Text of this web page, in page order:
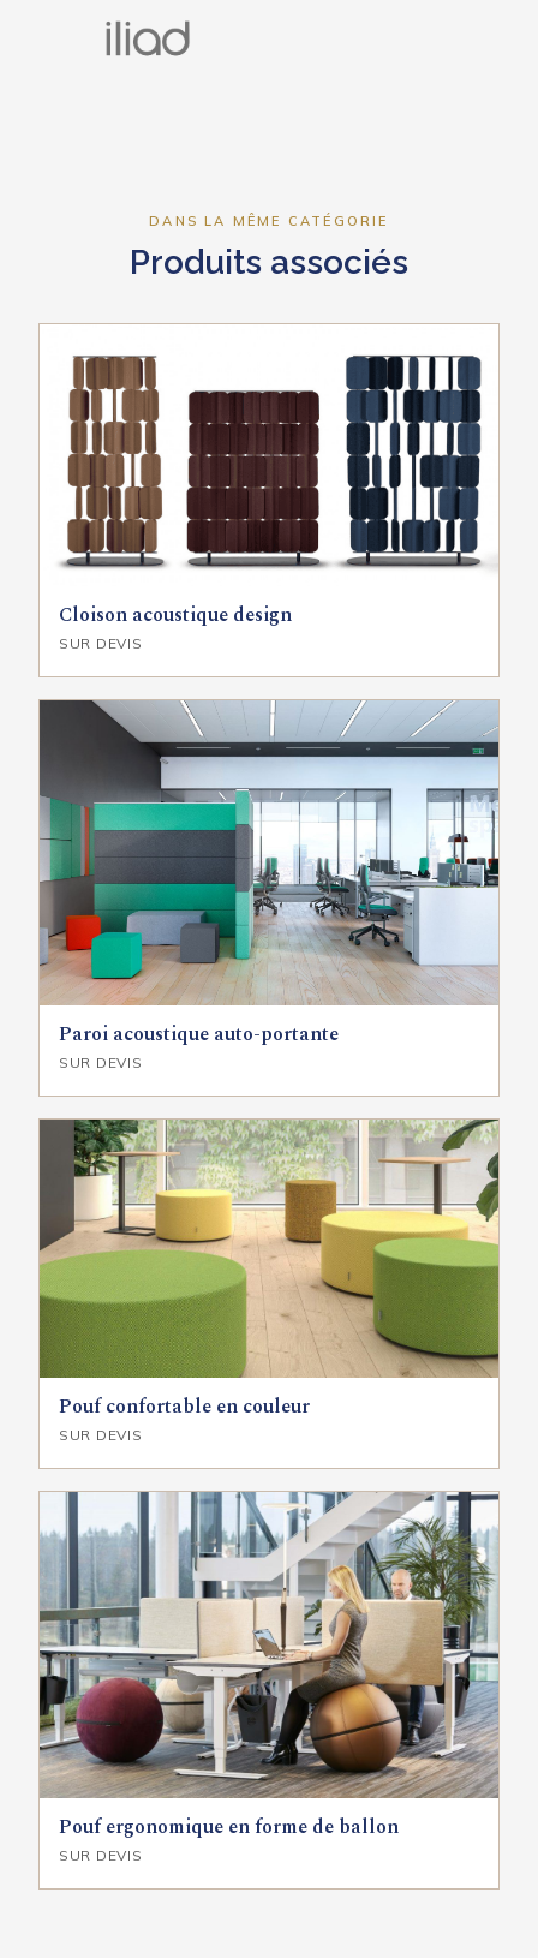
DANS LA MÊME CATÉGORIE
Produits associés
Cloison acoustique design
SUR DEVIS
Paroi acoustique auto-portante
SUR DEVIS
Pouf confortable en couleur
SUR DEVIS
Pouf ergonomique en forme de ballon
SUR DEVIS